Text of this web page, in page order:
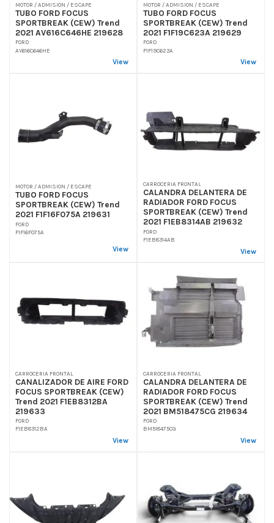
MOTOR / ADMISION / ESCAPE
TUBO FORD FOCUS
SPORTBREAK (CEW) Trend
2021 AV616C646HE 219628
FORD
AV616C646HE
View
MOTOR / ADMISION / ESCAPE
TUBO FORD FOCUS
SPORTBREAK (CEW) Trend
2021 F1F19C623A 219629
FORD
F1F19C623A
View
MOTOR / ADMISION / ESCAPE
TUBO FORD FOCUS
SPORTBREAK (CEW) Trend
2021 F1F16F075A 219631
FORD
F1F16F075A
View
CARROCERIA FRONTAL
CALANDRA DELANTERA DE
RADIADOR FORD FOCUS
SPORTBREAK (CEW) Trend
2021 F1EB8314AB 219632
FORD
F1EB8314AB
View
CARROCERIA FRONTAL
CANALIZADOR DE AIRE FORD
FOCUS SPORTBREAK (CEW)
Trend 2021 F1EB8312BA
219633
FORD
F1EB8312BA
View
CARROCERIA FRONTAL
CALANDRA DELANTERA DE
RADIADOR FORD FOCUS
SPORTBREAK (CEW) Trend
2021 BM518475CG 219634
FORD
BM518475CG
View